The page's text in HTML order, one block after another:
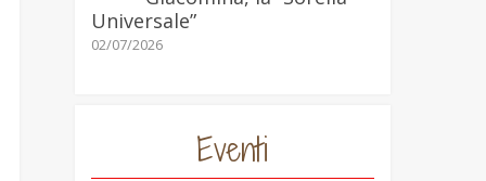
Universale”
02/07/2026
Eventi